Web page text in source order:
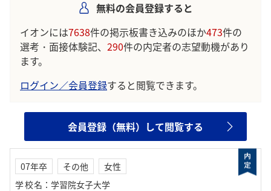
無料の会員登録すると
イオンには7638件の掲示板書き込みのほか473件の
選考・面接体験記、 290件の内定者の志望動機があり
ます。
ログイン／会員登録すると閲覧できます。
会員登録（無料）して閲覧する
07年卒 その他
女性
学校名 ： 学習院女子大学